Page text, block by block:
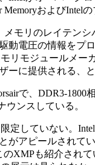
およびIntel
モリのレイテン
動電圧の情報をプ
リモジュールメ
ーに提供される、
で、DDR3-1800
ンスしている。
していない。
アピールされて
XMPも紹介され